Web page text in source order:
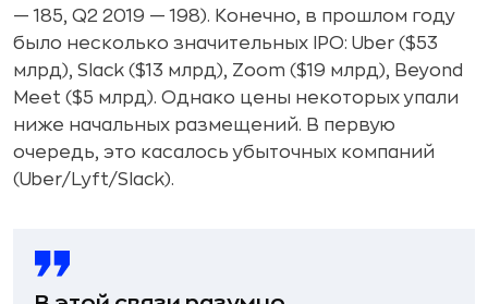
— 185, Q2 2019 — 198). Конечно, в прошлом году
было несколько значительных IPO: Uber ($53
млрд), Slack ($13 млрд), Zoom ($19 млрд), Beyond
Meet ($5 млрд). Однако цены некоторых упали
ниже начальных размещений. В первую
очередь, это касалось убыточных компаний
(Uber/Lyft/Slack).